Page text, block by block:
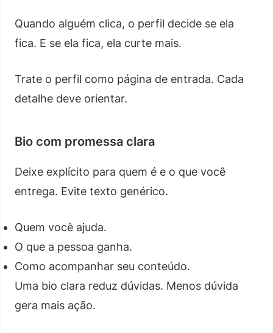
Quando alguém clica, o perfil decide se ela
fica. E se ela fica, ela curte mais.
Trate o perfil como página de entrada. Cada
detalhe deve orientar.
Bio com promessa clara
Deixe explícito para quem é e o que você
entrega. Evite texto genérico.
Quem você ajuda.
O que a pessoa ganha.
Como acompanhar seu conteúdo.
Uma bio clara reduz dúvidas. Menos dúvida
gera mais ação.